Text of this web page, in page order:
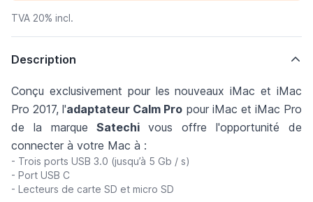
TVA 20% incl.
Description
Conçu exclusivement pour les nouveaux iMac et iMac
Pro 2017, l'adaptateur Calm Pro pour iMac et iMac Pro
de la marque Satechivous offre l'opportunité de
connecter à votre Mac à :
- Trois ports USB 3.0 (jusqu’à 5 Gb / s)
- Port USB C
- Lecteurs de carte SD et micro SD